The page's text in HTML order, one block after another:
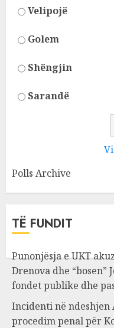
Velipojë
Golem
Shëngjin
Sarandë
Polls Archive
TË FUNDIT
Punonjësja e UKT
Drenova dhe “bosen”
fondet publike dhe
Incidenti në ndeshjen
procedim penal për